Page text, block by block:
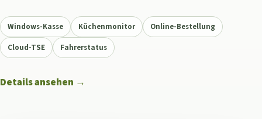
Windows-Kasse Küchenmonitor Online-Bestellung
Cloud-TSE Fahrerstatus
Details ansehen →